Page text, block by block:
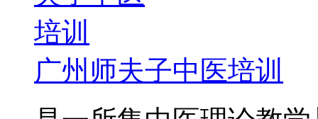
广州师夫子中医培训